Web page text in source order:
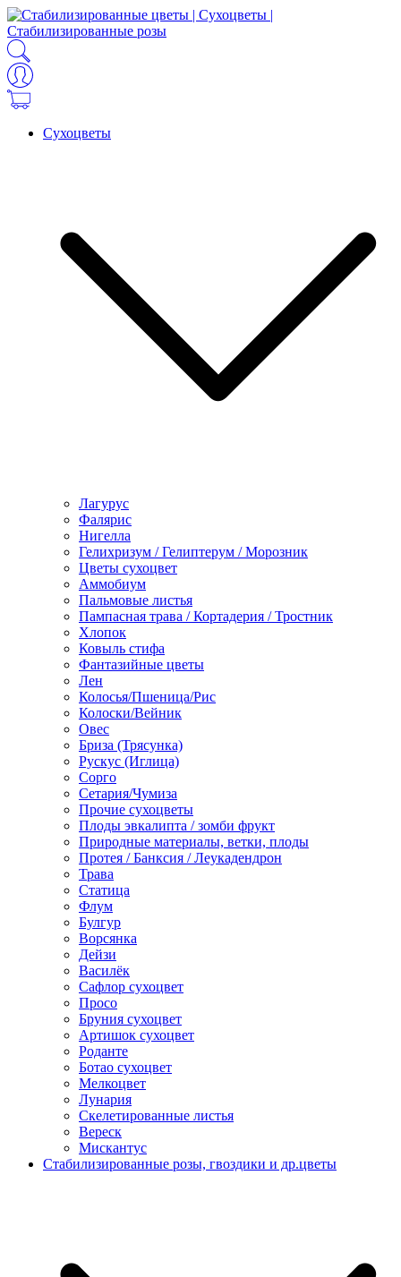
Сухоцветы
Лагурус
Фалярис
Нигелла
Гелихризум / Гелиптерум / Морозник
Цветы сухоцвет
Аммобиум
Пальмовые листья
Пампасная трава / Кортадерия / Тростник
Хлопок
Ковыль стифа
Фантазийные цветы
Лен
Колосья/Пшеница/Рис
Колоски/Вейник
Овес
Бриза (Трясунка)
Рускус (Иглица)
Сорго
Сетария/Чумиза
Прочие сухоцветы
Плоды эвкалипта / зомби фрукт
Природные материалы, ветки, плоды
Протея / Банксия / Леукадендрон
Трава
Статица
Флум
Булгур
Ворсянка
Дейзи
Василёк
Сафлор сухоцвет
Просо
Бруния сухоцвет
Артишок сухоцвет
Роданте
Ботао сухоцвет
Мелкоцвет
Лунария
Скелетированные листья
Вереск
Мискантус
Стабилизированные розы, гвоздики и др.цветы